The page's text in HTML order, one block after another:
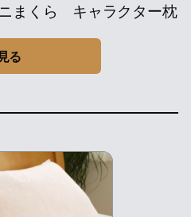
まくら キャラクター枕
る